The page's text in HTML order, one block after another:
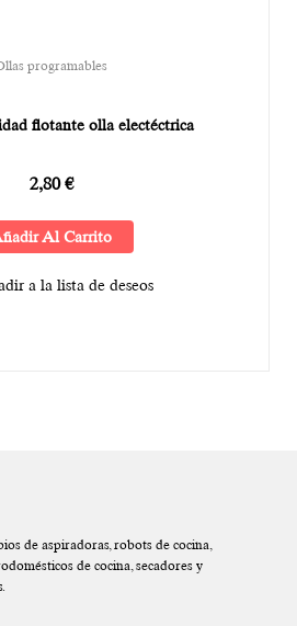
programables
flotante olla electéctrica
2,80€
Al Carrito
a la lista de deseos
de aspiradoras, robots de cocina,
de cocina, secadores y